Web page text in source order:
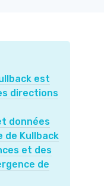
est
directions
données
de Kullback
et des
de